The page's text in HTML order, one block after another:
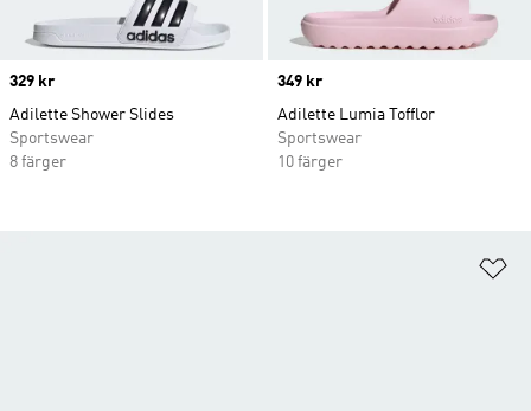
Price
329 kr
Adilette Shower Slides
Sportswear
8 färger
Price
349 kr
Adilette Lumia Tofflor
Sportswear
10 färger